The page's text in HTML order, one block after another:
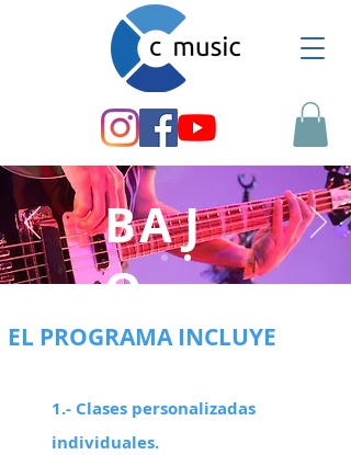
BAJ
O
EL PROGRAMA INCLUYE
1.- Clases personalizadas
individuales.